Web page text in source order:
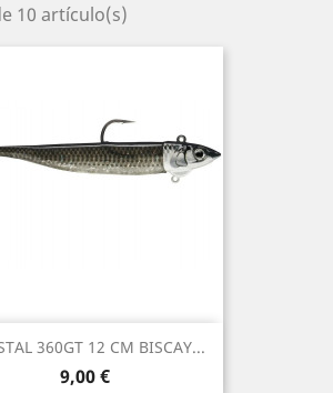
10 artículo(s)
360GT 12 CM BISCAY...
Precio
9,00 €